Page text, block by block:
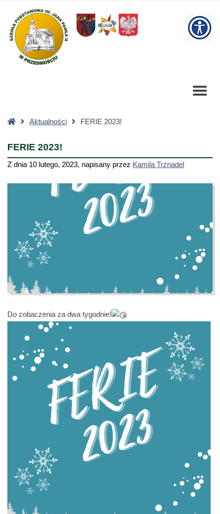
2023!
Szkoła
Podstawowa
StronaAktualności FERIE 2023!
FERIE 2023!
Z dnia 10 lutego, 2023, napisany przez Kamila Trznadel
Do zobaczenia za dwa tygodnie!